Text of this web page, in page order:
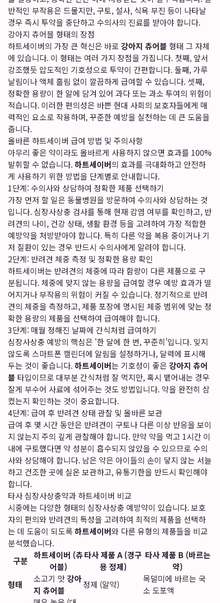
반적인 부작용은 드물지만, 구토, 설사, 식욕 부진 등이 나타날
경우 즉시 투약을 중단하고 수의사의 진료를 받아야 합니다.
강아지 츄어블 형태의 장점
하트세이버의 가장 큰 혁신은 바로 강아지 츄어블 형태 그 자체
에 있습니다. 이 형태는 여러 가지 장점을 가집니다. 첫째, 앞서
강조했듯 압도적인 기호성으로 투약이 간편합니다. 둘째, 가루
날림이나 액체 흘림 없이 깔끔하게 급여할 수 있습니다. 셋째,
정확한 용량이 한 알에 담겨 있어 과다 또는 과소 투여의 위험이
적습니다. 이러한 편의성은 바쁜 현대 사회의 보호자들에게 매
력적인 요소로 작용하며, 꾸준한 예방을 실천하는 데 큰 도움을
줍니다.
올바른 하트세이버 급여 방법 및 주의사항
아무리 좋은 약이라도 올바르게 사용하지 않으면 효과를 100%
발휘할 수 없습니다.하트세이버의 효과를 극대화하고 안전하
게 사용하기 위한 방법을 단계별로 안내합니다.
1단계: 수의사와 상담하여 정확한 제품 선택하기
가장 먼저 할 일은 동물병원을 방문하여 수의사와 상담하는 것
입니다. 심장사상충 검사를 통해 현재 감염 여부를 확인하고, 반
려견의 나이, 건강 상태, 생활 환경 등을 고려하여 가장 적합한
예방약을 처방받아야 합니다. 특히 다른 약을 복용 중이거나 기
저 질환이 있는 경우 반드시 수의사에게 알려야 합니다.
2단계: 반려견 체중 측정 및 정확한 용량 확인
하트세이버는 반려견의 체중에 따라 함량이 다른 제품으로 구
분됩니다. 체중에 맞지 않는 용량을 급여할 경우 예방 효과가 떨
어지거나 부작용의 위험이 커질 수 있습니다. 정기적으로 반려
견의 체중을 측정하고, 제품 포장에 명시된 체중 범위에 맞는 정
확한 용량의 제품을 선택하여 급여해야 합니다.
3단계: 매월 정해진 날짜에 간식처럼 급여하기
심장사상충 예방의 핵심은 '한 달에 한 번, 꾸준히'입니다. 잊지
않도록 스마트폰 캘린더에 알림을 설정하거나, 달력에 표시해
두는 것이 좋습니다.하트세이버는 기호성이 좋은 강아지 츄어
블 타입이므로 대부분 간식처럼 잘 먹지만, 혹시 뱉어내는 경우
잘게 부수어 사료에 섞어주는 것도 방법입니다. 약을 완전히 삼
켰는지 확인하는 것이 중요합니다.
4단계: 급여 후 반려견 상태 관찰 및 올바른 보관
급여 후 몇 시간 동안은 반려견이 구토나 다른 이상 반응을 보이
지 않는지 주의 깊게 관찰해야 합니다. 만약 약을 먹고 1시간 이
내에 구토했다면 약 성분이 흡수되지 않았을 수 있으므로 수의
사와 상담해야 합니다. 남은 약은 아이들의 손이 닿지 않는 서늘
하고 건조한 곳에 실온 보관하고, 유통기한을 반드시 확인해야
합니다.
타사 심장사상충약과 하트세이버 비교
시중에는 다양한 형태의 심장사상충 예방약이 있습니다. 보호
자의 편의와 반려견의 특성을 고려하여 최적의 제품을 선택하
는 데 도움이 되도록 하트세이버와 다른 유형의 제품들을 비교
분석했습니다.
구분 하트세이버 (츄
어블)
타사 제품 A (경구
용 정제)
타사 제품 B (바르는
약)
형태
소고기 맛강아
지 츄어블
정제 (알약)
목덜미에 바르는 국
소 도포액